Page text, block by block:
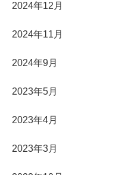
2024年12月
2024年11月
2024年9月
2023年5月
2023年4月
2023年3月